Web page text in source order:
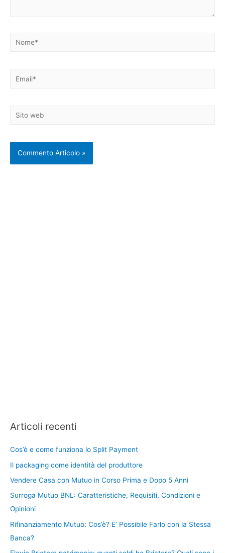
Nome*
Email*
Sito
Articoli recenti
Cos’è e come funziona lo Split Payment
Il packaging come identità del produttore
Vendere Casa con Mutuo in Corso Prima e Dopo 5 Anni
Surroga Mutuo BNL: Caratteristiche, Requisiti, Condizioni e
Opinioni
Rifinanziamento Mutuo: Cos’è? E’ Possibile Farlo con la Stessa
Banca?